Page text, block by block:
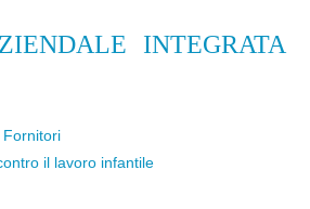
INTEGRATA
Fornitori
il lavoro infantile